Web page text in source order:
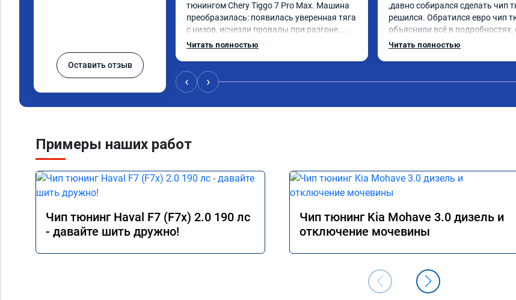
Оставить отзыв
тюнингом Chery Tiggo 7 Pro Max. Машина
преобразилась: появилась уверенная тяга
с низов, исчезли провалы при разгоне.
Расход в спокойном режиме даже немного
всем, кто сомневается.
Читать полностью
,давно собирался сделать чип
решился. Обратился евро чип
объяснили всё в
сумму записали. Приехал в
Читать полностью
‹ ›
Примеры наших работ
Чип тюнинг Haval F7 (F7x) 2.0 190 лс
- давайте шить дружно!
Чип тюнинг Kia Mohave 3.0 дизель и
отключение мочевины